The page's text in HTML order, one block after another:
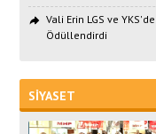
Vali Erin LGS ve
Ödüllendirdi
SİYASET